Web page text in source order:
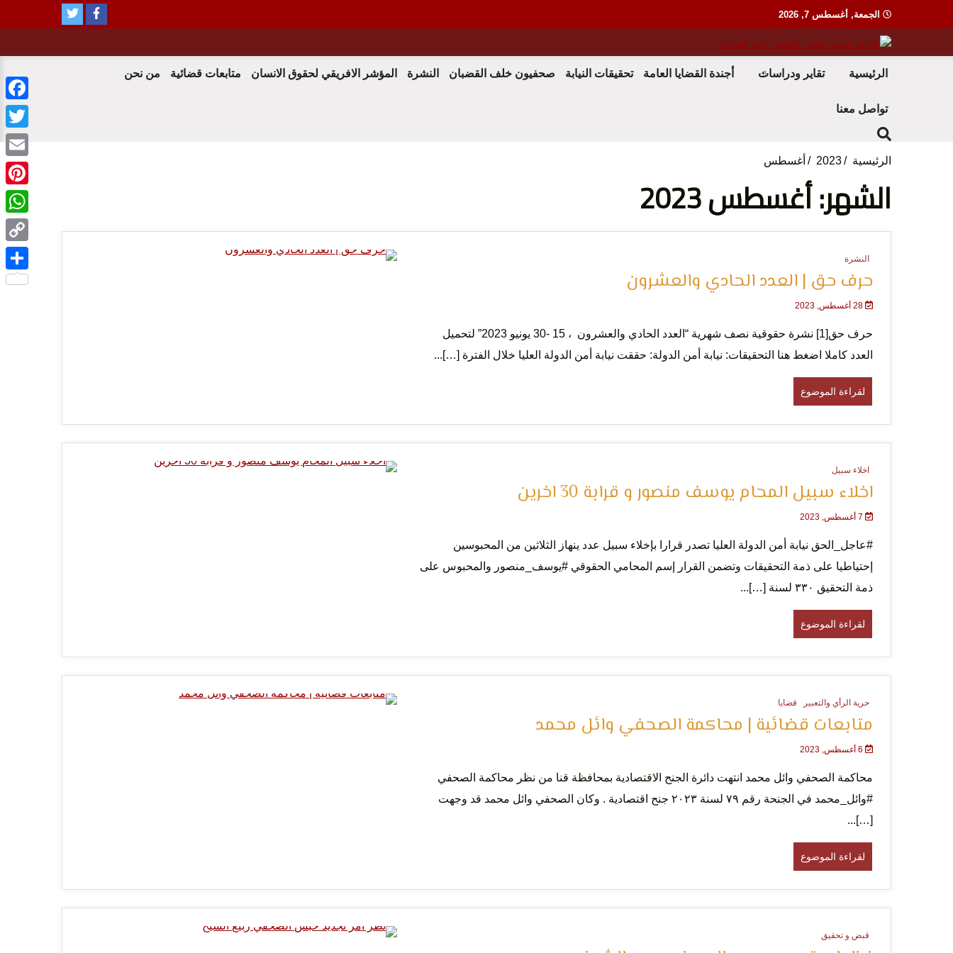
الجمعة, أغسطس 7, 2026
مؤسسة الحق
لحرية الرأي و
التعبير وحقوق
الإنسان
منظمة حقوقية مصرية تدافع عن حقوق الانسان
الرئيسية تقاير ودراسات أجندة القضايا العامة تحقيقات النيابة صحفيون خلف القضبان النشرة المؤشر الافريقي لحقوق الانسان متابعات قضائية من نحن
تواصل معنا
الرئيسية 2023 أغسطس
الشهر: أغسطس 2023
النشرة
حرف حق | العدد الحادي والعشرون
28 أغسطس, 2023
حرف حق[1] نشرة حقوقية نصف شهرية “العدد الحادي والعشرون ، 15 -30 يونيو 2023” لتحميل
العدد كاملا اضغط هنا التحقيقات: نيابة أمن الدولة: حققت نيابة أمن الدولة العليا خلال الفترة […]...
لقراءة الموضوع
اخلاء سبيل
اخلاء سبيل المحام يوسف منصور و قرابة 30 اخرين
7 أغسطس, 2023
#عاجل_الحق نيابة أمن الدولة العليا تصدر قرارا بإخلاء سبيل عدد ينهاز الثلاثين من المحبوسين
إحتياطيا على ذمة التحقيقات وتضمن القرار إسم المحامي الحقوقي #يوسف_منصور والمحبوس على
ذمة التحقيق ٣٣٠ لسنة […]...
لقراءة الموضوع
حرية الرأي والتعبير قضايا
متابعات قضائية | محاكمة الصحفي وائل محمد
6 أغسطس, 2023
محاكمة الصحفي وائل محمد انتهت دائرة الجنح الاقتصادية بمحافظة قنا من نظر محاكمة الصحفي
#وائل_محمد في الجنحة رقم ٧٩ لسنة ٢٠٢٣ جنح اقتصادية . وكان الصحفي وائل محمد قد وجهت
[…]...
لقراءة الموضوع
قبض و تحقيق
Email
Copy
Link